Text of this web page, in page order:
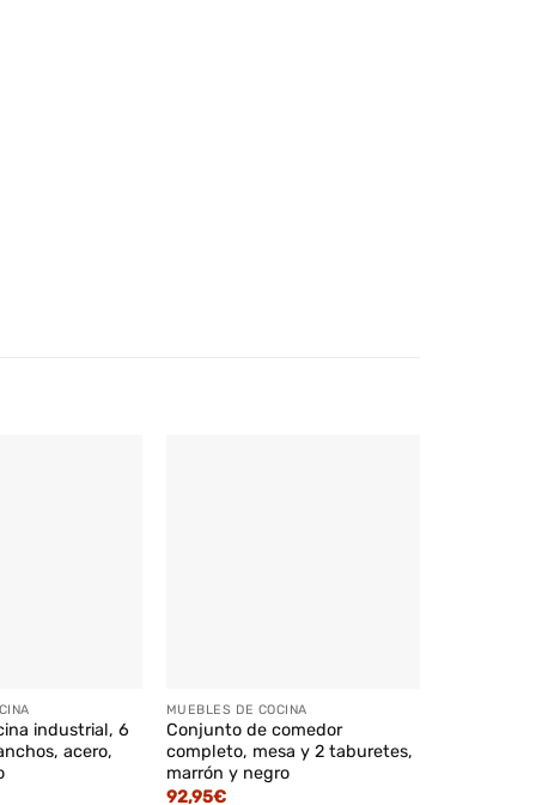
industrial, 6
acero,
MUEBLES DE COCINA
Conjunto de comedor
completo, mesa y 2 taburetes,
marrón y negro
92,95€